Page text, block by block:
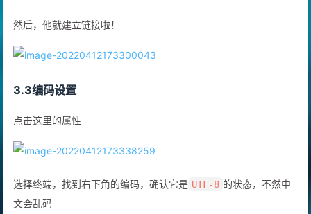
然后，他就建立链接啦！
3.3编码设置
点击这里的属性
选择终端，找到右下角的编码，确认它是 UTF-8 的状态，不然中
文会乱码